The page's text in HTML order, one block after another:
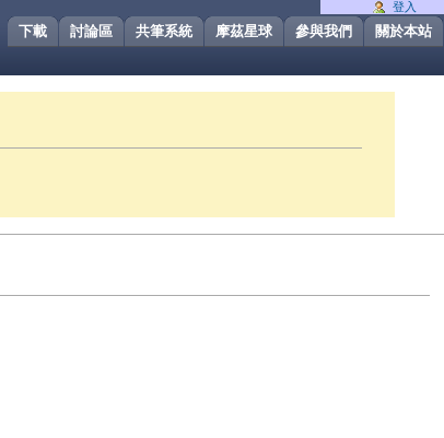
關於本站
參與我們
摩茲星球
共筆系統
討論區
下載
登入